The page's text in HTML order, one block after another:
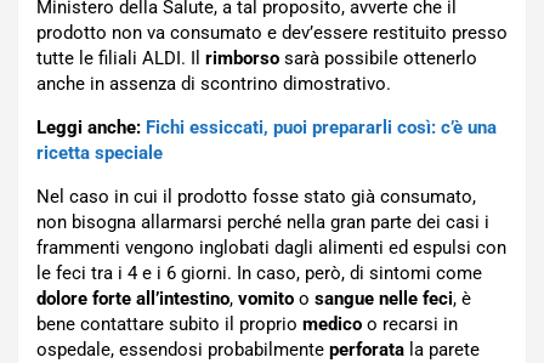
Ministero della Salute, a tal proposito, avverte che il
prodotto non va consumato e dev’essere restituito presso
tutte le filiali ALDI. Il rimborso sarà possibile ottenerlo
anche in assenza di scontrino dimostrativo.
Leggi anche: Fichi essiccati, puoi prepararli così: c’è una
ricetta speciale
Nel caso in cui il prodotto fosse stato già consumato,
non bisogna allarmarsi perché nella gran parte dei casi i
frammenti vengono inglobati dagli alimenti ed espulsi con
le feci tra i 4 e i 6 giorni. In caso, però, di sintomi come
dolore forte all’intestino, vomito o sangue nelle feci, è
bene contattare subito il proprio medico o recarsi in
ospedale, essendosi probabilmente perforata la parete